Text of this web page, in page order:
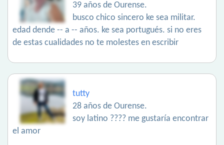
39 años de Ourense.
busco chico sincero ke sea militar.
edad dende -- a -- años. ke sea portugués. si no eres
de estas cualidades no te molestes en escribir
tutty
28 años de Ourense.
soy latino ???? me gustaría encontrar
el amor